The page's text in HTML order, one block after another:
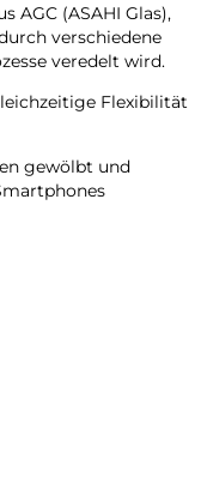
AGC (ASAHI Glas),
verschiedene
veredelt wird.
Flexibilität
gewölbt und
in den